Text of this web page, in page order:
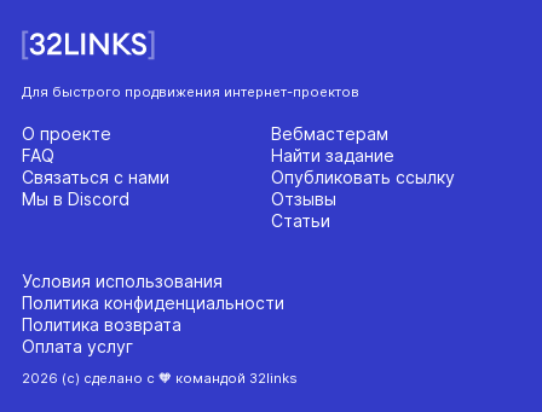
Для быстрого продвижения интернет-проектов
Вебмастерам
Найти задание
Опубликовать ссылку
Отзывы
Статьи
О проекте
FAQ
Связаться с нами
Мы в Discord
Условия использования
Политика конфиденциальности
Политика возврата
Оплата услуг
2026 (с) сделано с 🧡 командой 32links